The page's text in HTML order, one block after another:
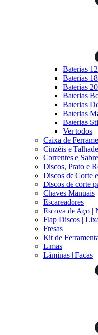
Baterias
Baterias
Baterias
Baterias
Baterias
Baterias
Baterias
Ver todos
Caixa de
Cinzéis e
Correntes e Sabre
Discos, Prato e
Discos de Corte
Discos de corte
Chaves Manuais
Escareadores
Escova de Aço |
Flap Discos |
Fresas
Kit de
Limas
Lâminas | Facas